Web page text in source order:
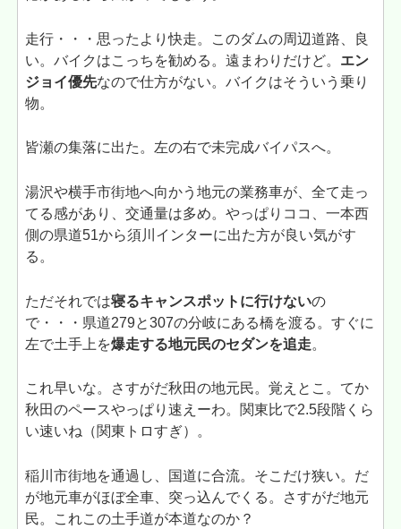
走行・・・思ったより快走。このダムの周辺道路、良
い。バイクはこっちを勧める。遠まわりだけど。 エン
ジョイ優先なので仕方がない。バイクはそういう乗り
物。
皆瀬の集落に出た。左の右で未完成バイパスへ。
湯沢や横手市街地へ向かう地元の業務車が、全て走っ
てる感があり、交通量は多め。やっぱりココ、一本西
側の県道51から須川インターに出た方が良い気がす
る。
ただそれでは寝るキャンスポットに行けないの
で・・・県道279と307の分岐にある橋を渡る。すぐに
左で土手上を爆走する地元民のセダンを追走。
これ早いな。さすがだ秋田の地元民。覚えとこ。てか
秋田のペースやっぱり速えーわ。関東比で2.5段階くら
い速いね（関東トロすぎ）。
稲川市街地を通過し、国道に合流。そこだけ狭い。だ
が地元車がほぼ全車、突っ込んでくる。さすがだ地元
民。これこの土手道が本道なのか？